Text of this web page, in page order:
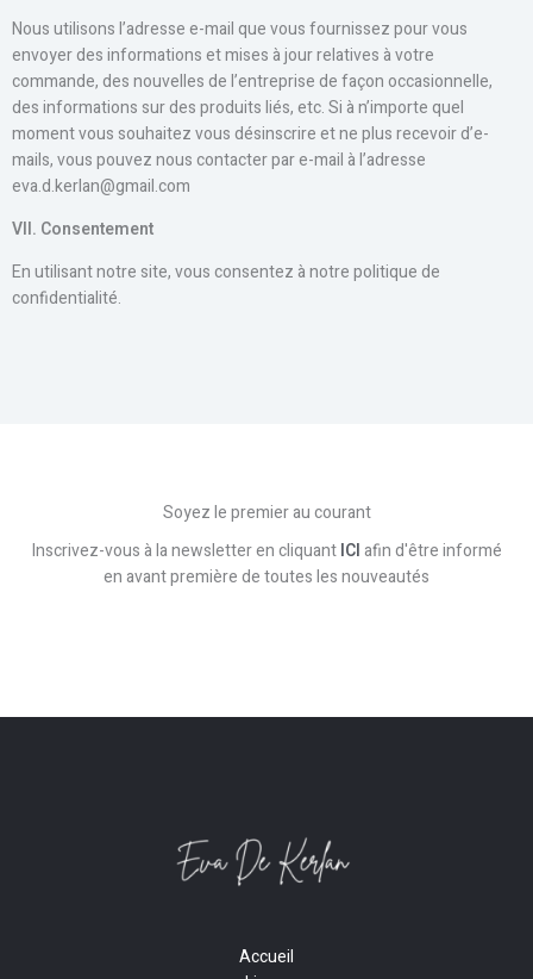
Nous utilisons l’adresse e-mail que vous fournissez pour vous
envoyer des informations et mises à jour relatives à votre
commande, des nouvelles de l’entreprise de façon occasionnelle,
des informations sur des produits liés, etc. Si à n’importe quel
moment vous souhaitez vous désinscrire et ne plus recevoir d’e-
mails, vous pouvez nous contacter par e-mail à l’adresse
eva.d.kerlan@gmail.com
VII. Consentement
En utilisant notre site, vous consentez à notre politique de
confidentialité.
Soyez le premier au courant
Inscrivez-vous à la newsletter en cliquantICIafin d'être informé
en avant première de toutes les nouveautés
Accueil